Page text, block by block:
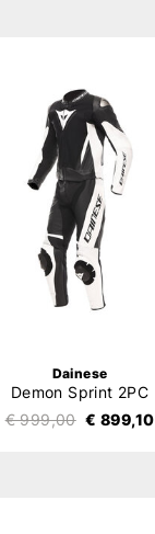
Dainese
Demon Sprint 2PC
€ 999,00 € 899,10